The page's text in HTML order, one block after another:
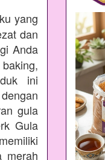
yang
dan
Anda
ini
gula
Gula
merah